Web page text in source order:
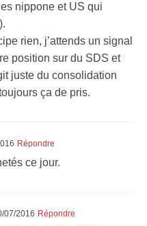
nippone et US qui
rien, j’attends un signal
position sur du SDS et
juste du consolidation
ça de pris.
Répondre
ce jour.
07/2016 Répondre